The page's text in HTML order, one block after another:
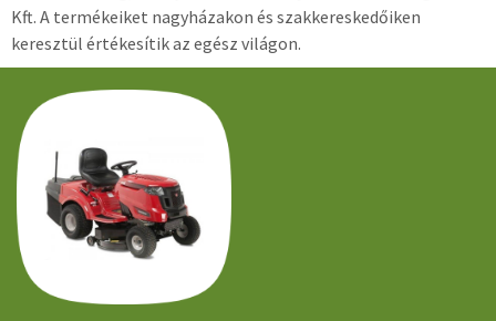
Kft. A termékeiket nagyházakon és szakkereskedőiken
keresztül értékesítik az egész világon.